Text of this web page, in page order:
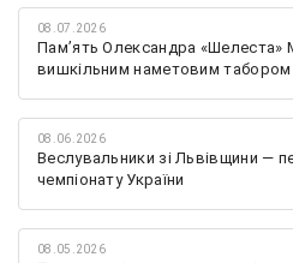
08.07.2026
Памʼять Олександра «Шелеста»
вишкільним наметовим табором
08.06.2026
Веслувальники зі Львівщини —
чемпіонату України
08.05.2026